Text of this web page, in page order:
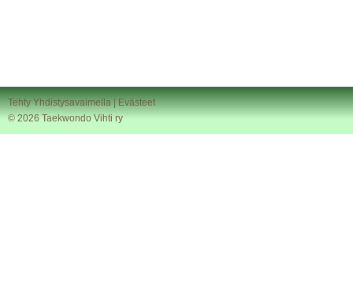
Tehty Yhdistysavaimella |Evästeet
© 2026 Taekwondo Vihti ry